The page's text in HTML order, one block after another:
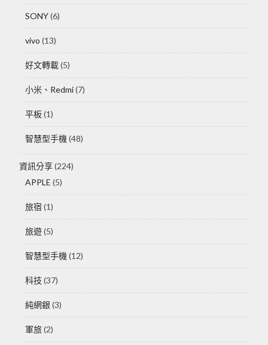
SONY(6)
vivo (13)
好文轉載(5)
小米、Redmi(7)
平板(1)
智慧型手機 (48)
資訊分享(224)
APPLE (5)
旅宿 (1)
旅遊(5)
智慧型手機 (12)
科技 (37)
純網銀 (3)
軍旅(2)